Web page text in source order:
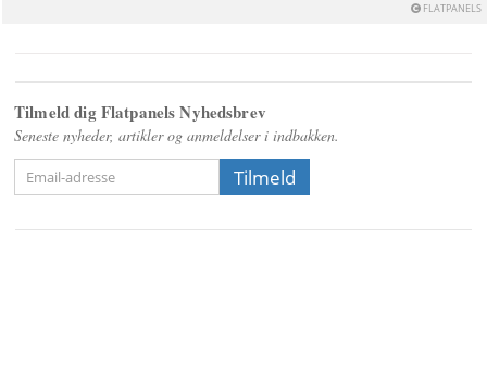
FLATPANELS
Tilmeld dig Flatpanels Nyhedsbrev
Seneste nyheder, artikler og anmeldelser i indbakken.